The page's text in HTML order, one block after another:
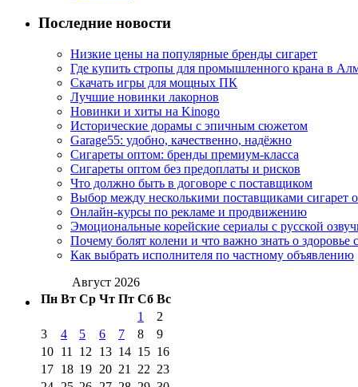
Последние новости
Низкие цены на популярные бренды сигарет
Где купить стропы для промышленного крана в
Скачать игры для мощных ПК
Лучшие новинки лакорнов
Новинки и хиты на Kinogo
Исторические дорамы с эпичным сюжетом
Garage55: удобно, качественно, надёжно
Сигареты оптом: бренды премиум-класса
Сигареты оптом без предоплаты и рисков
Что должно быть в договоре с поставщиком
Выбор между несколькими поставщиками сигарет
Онлайн-курсы по рекламе и продвижению
Эмоциональные корейские сериалы с русской
Почему болят колени и что важно знать о здоровье
Как выбрать исполнителя по частному объявлению
Август 2026
Пн Вт Ср Чт Пт Сб Вс
1
2
3
4 5 6 7 8
9
10 11 12 13 14 15 16
17 18 19 20 21 22 23